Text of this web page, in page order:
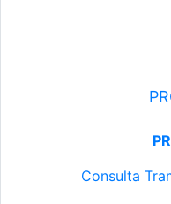
Consulta